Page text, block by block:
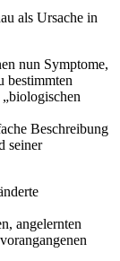
als Ursache in
nun Symptome,
bestimmten
Beschreibung
seiner
angelernten